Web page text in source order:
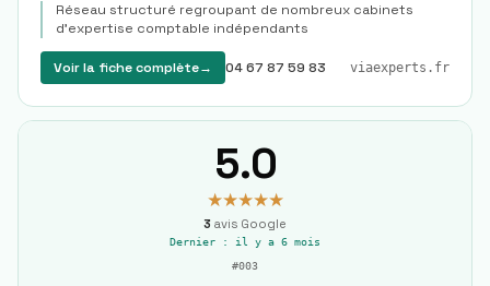
Réseau structuré regroupant de nombreux cabinets
d'expertise comptable indépendants
Voir la fiche complète→ 04 67 87 59 83 viaexperts.fr
5.0
★★★★★
3 avis Google
Dernier : il y a 6 mois
#003